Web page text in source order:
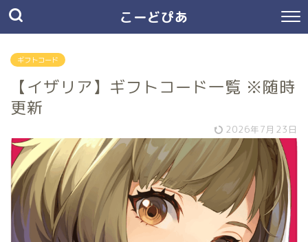
こーどぴあ
ギフトコード
【イザリア】ギフトコード一覧 ※随時
更新
2026年7月23日